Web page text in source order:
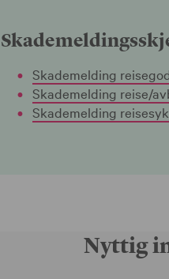
Skademelding
Skademelding reise/
Skademelding
Nyttig